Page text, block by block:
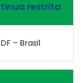
restrita
– Brasil